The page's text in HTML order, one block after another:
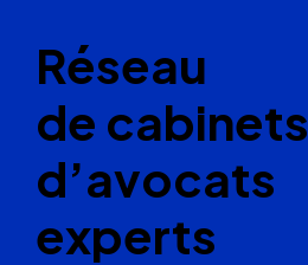
Réseau
de cabinets
d’avocats
experts